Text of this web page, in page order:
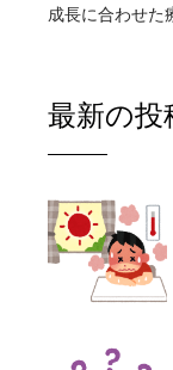
成長に合わせた
最新の投